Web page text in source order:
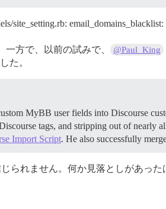
site_setting.rb: email_domains_blacklist:
方で、以前の試みで、 @Paul_King
た。
MyBB user fields into Discourse
tags, and stripping out of nearly
Import Script. He also successfully
られません。何か見落としがあった